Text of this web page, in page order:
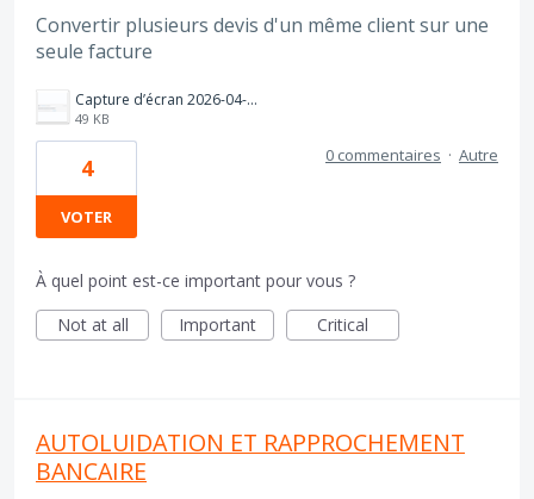
Convertir plusieurs devis d'un même client sur une
seule facture
Capture d’écran 2026-04-08 à 12.38.23.png
49 KB
4
VOTER
0 commentaires · Autre
À quel point est-ce important pour vous ?
Not at all
Important Critical
AUTOLUIDATION ET RAPPROCHEMENT
BANCAIRE